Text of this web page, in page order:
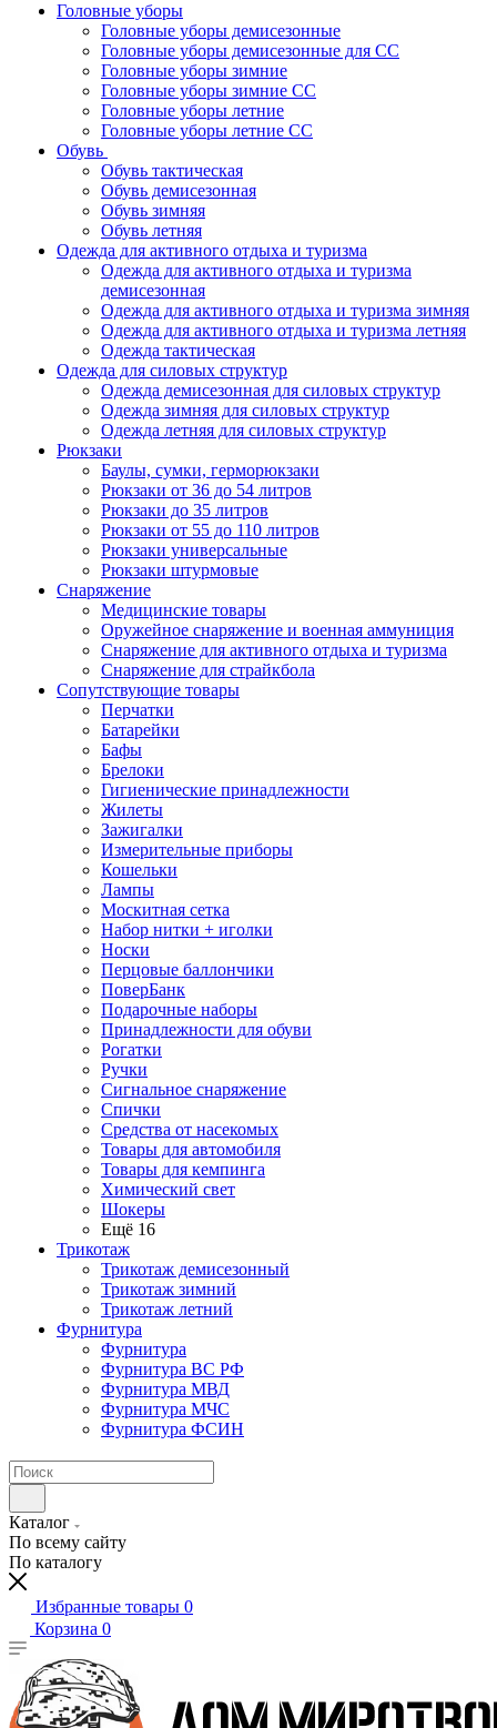
Головные уборы
Головные уборы демисезонные
Головные уборы демисезонные для СС
Головные уборы зимние
Головные уборы зимние СС
Головные уборы летние
Головные уборы летние СС
Обувь
Обувь тактическая
Обувь демисезонная
Обувь зимняя
Обувь летняя
Одежда для активного отдыха и туризма
Одежда для активного отдыха и туризма
демисезонная
Одежда для активного отдыха и туризма зимняя
Одежда для активного отдыха и туризма летняя
Одежда тактическая
Одежда для силовых структур
Одежда демисезонная для силовых структур
Одежда зимняя для силовых структур
Одежда летняя для силовых структур
Рюкзаки
Баулы, сумки, герморюкзаки
Рюкзаки от 36 до 54 литров
Рюкзаки до 35 литров
Рюкзаки от 55 до 110 литров
Рюкзаки универсальные
Рюкзаки штурмовые
Снаряжение
Медицинские товары
Оружейное снаряжение и военная аммуниция
Снаряжение для активного отдыха и туризма
Снаряжение для страйкбола
Сопутствующие товары
Перчатки
Батарейки
Бафы
Брелоки
Гигиенические принадлежности
Жилеты
Зажигалки
Измерительные приборы
Кошельки
Лампы
Москитная сетка
Набор нитки + иголки
Носки
Перцовые баллончики
ПоверБанк
Подарочные наборы
Принадлежности для обуви
Рогатки
Ручки
Сигнальное снаряжение
Спички
Средства от насекомых
Товары для автомобиля
Товары для кемпинга
Химический свет
Шокеры
Ещё 16
Трикотаж
Трикотаж демисезонный
Трикотаж зимний
Трикотаж летний
Фурнитура
Фурнитура
Фурнитура ВС РФ
Фурнитура МВД
Фурнитура МЧС
Фурнитура ФСИН
Каталог
По всему сайту
По каталогу
Избранные товары 0
Корзина 0